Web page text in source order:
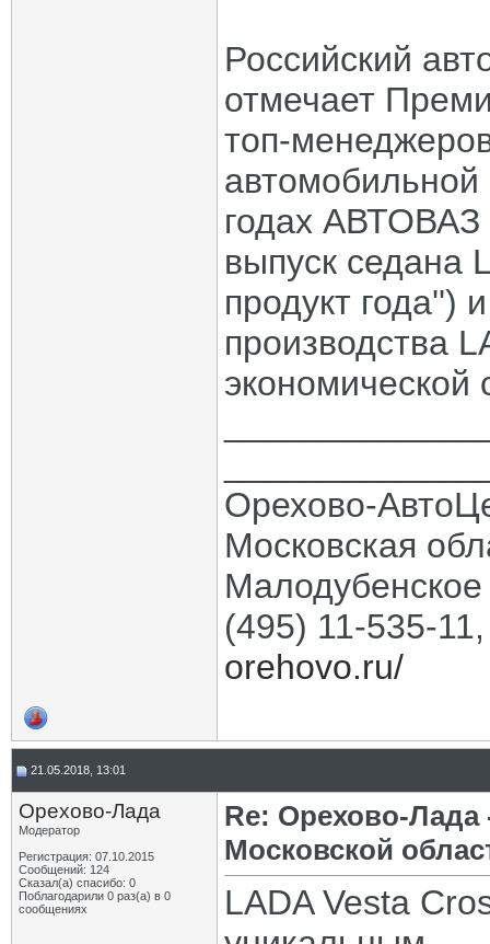
Российский
отмечает
топ-
годах АВТОВАЗ
выпуск седана
продукт года'')
производства
экономической
Орехово-
Московская
(495) 11-535-
orehovo.ru/
21.05.2018, 13:01
Орехово-Лада
Модератор
Регистрация: 07.10.2015
Сообщений: 124
Сказал(а) спасибо: 0
Поблагодарили 0 раз(а) в 0
сообщениях
Re: Орехово-
Московской
LADA Vesta